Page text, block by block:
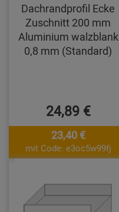
Dachrandprofil Ecke
Zuschnitt 200 mm
Aluminium walzblank
0,8 mm (Standard)
24,89 €
23,40 €
mit Code: e3oc5w99fj